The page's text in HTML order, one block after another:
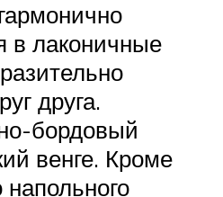
лаконичные
друга.
бордовый
венге. Кроме